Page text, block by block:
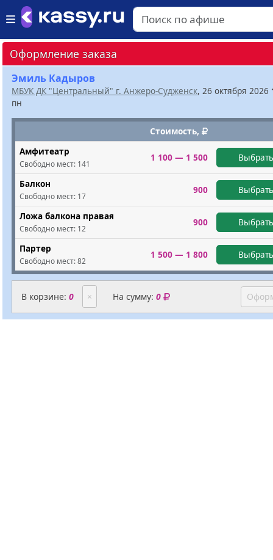
Оформление заказа
Эмиль Кадыров
МБУК ДК "Центральный" г. Анжеро-Судженск, 26 октября 2026
пн
Стоимость,
Амфитеатр
Свободно мест: 141
1 100 — 1 500
Балкон
Свободно мест: 17
900
Ложа балкона правая
Свободно мест: 12
900
Партер
Свободно мест:82
1 500 — 1 800
В корзине: 0 × На сумму:0